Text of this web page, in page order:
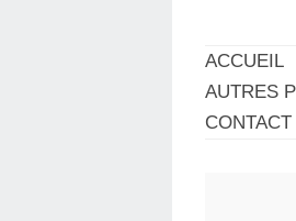
ACCUEIL
AUTRES
CONTACT